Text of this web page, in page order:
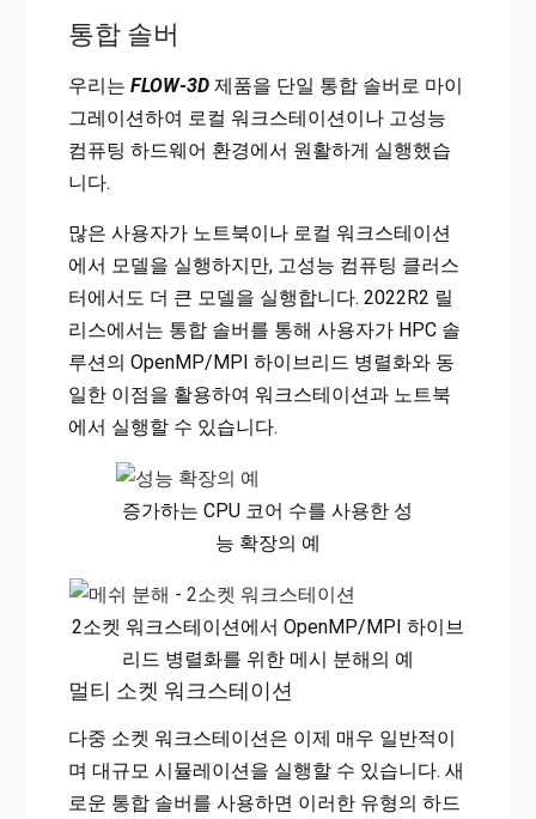
통합 솔버
우리는 FLOW-3D제품을 단일 통합 솔버로 마이
그레이션하여 로컬 워크스테이션이나 고성능
컴퓨팅 하드웨어 환경에서 원활하게 실행했습
니다.
많은 사용자가 노트북이나 로컬 워크스테이션
에서 모델을 실행하지만, 고성능 컴퓨팅 클러스
터에서도 더 큰 모델을 실행합니다. 2022R2 릴
리스에서는 통합 솔버를 통해 사용자가 HPC 솔
루션의 OpenMP/MPI 하이브리드 병렬화와 동
일한 이점을 활용하여 워크스테이션과 노트북
에서 실행할 수 있습니다.
증가하는 CPU 코어 수를 사용한 성
능 확장의 예
2소켓 워크스테이션에서 OpenMP/MPI 하이브
리드 병렬화를 위한 메시 분해의 예
멀티 소켓 워크스테이션
다중 소켓 워크스테이션은 이제 매우 일반적이
며 대규모 시뮬레이션을 실행할 수 있습니다. 새
로운 통합 솔버를 사용하면 이러한 유형의 하드